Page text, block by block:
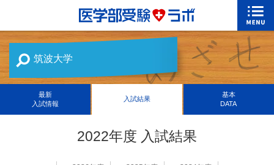
筑波大学
最新
入試情報
入試結果
基本
DATA
2022年度 入試結果